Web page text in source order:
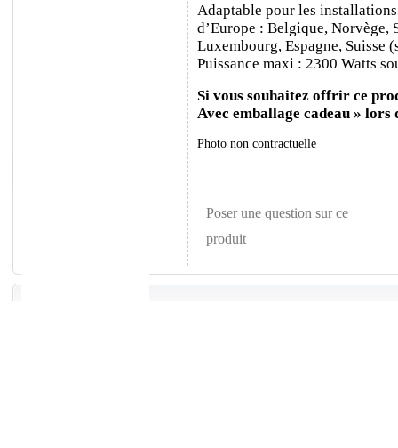
Adaptable pour les
d’Europe : Belgique, Norvège,
Luxembourg, Espagne, Suisse
Puissance maxi : 2300 Watts
Si vous souhaitez offrir ce
Avec emballage cadeau » lors
Photo non contractuelle
Poser une question sur ce
produit